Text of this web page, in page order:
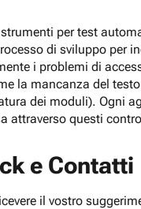
per test
di sviluppo per
i problemi di
la mancanza del
dei moduli). Ogni
attraverso questi
e Contatti
il vostro